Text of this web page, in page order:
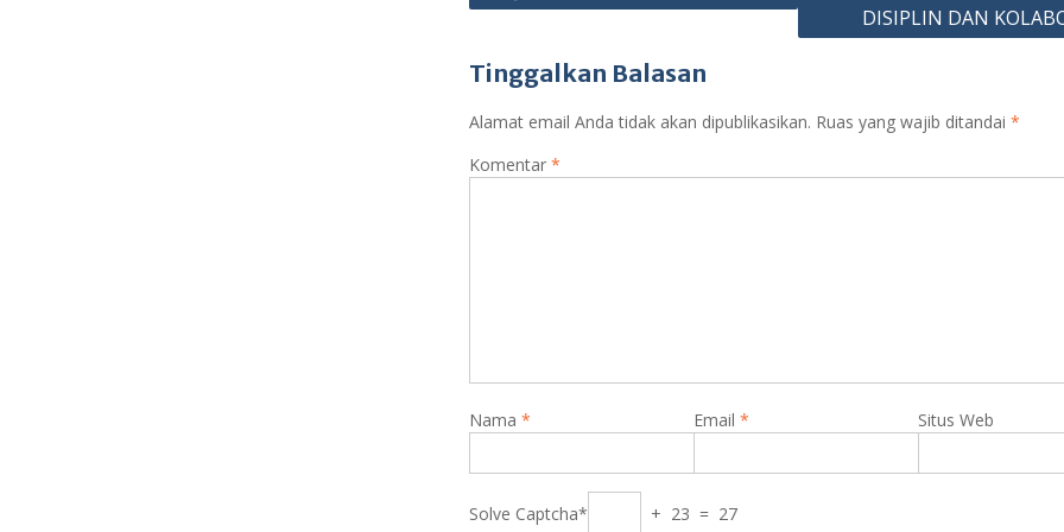
m
DISIPLIN DAN
Tinggalkan Balasan
Alamat email Anda tidak akan dipublikasikan. Ruas yang wajib ditandai *
Komentar *
Nama * Email * Situs Web
Solve Captcha* + 23 = 27